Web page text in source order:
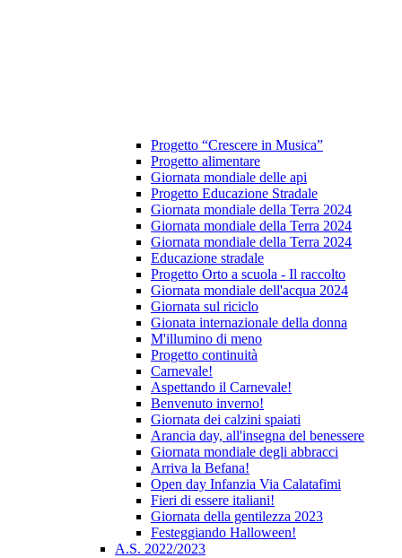
Progetto “Crescere in Musica”
Progetto alimentare
Giornata mondiale delle api
Progetto Educazione Stradale
Giornata mondiale della Terra 2024
Giornata mondiale della Terra 2024
Giornata mondiale della Terra 2024
Educazione stradale
Progetto Orto a scuola - Il raccolto
Giornata mondiale dell'acqua 2024
Giornata sul riciclo
Gionata internazionale della donna
M'illumino di meno
Progetto continuità
Carnevale!
Aspettando il Carnevale!
Benvenuto inverno!
Giornata dei calzini spaiati
Arancia day, all'insegna del benessere
Giornata mondiale degli abbracci
Arriva la Befana!
Open day Infanzia Via Calatafimi
Fieri di essere italiani!
Giornata della gentilezza 2023
Festeggiando Halloween!
A.S. 2022/2023